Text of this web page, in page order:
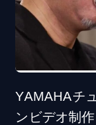
YAMAHAチ
ンビデオ制作